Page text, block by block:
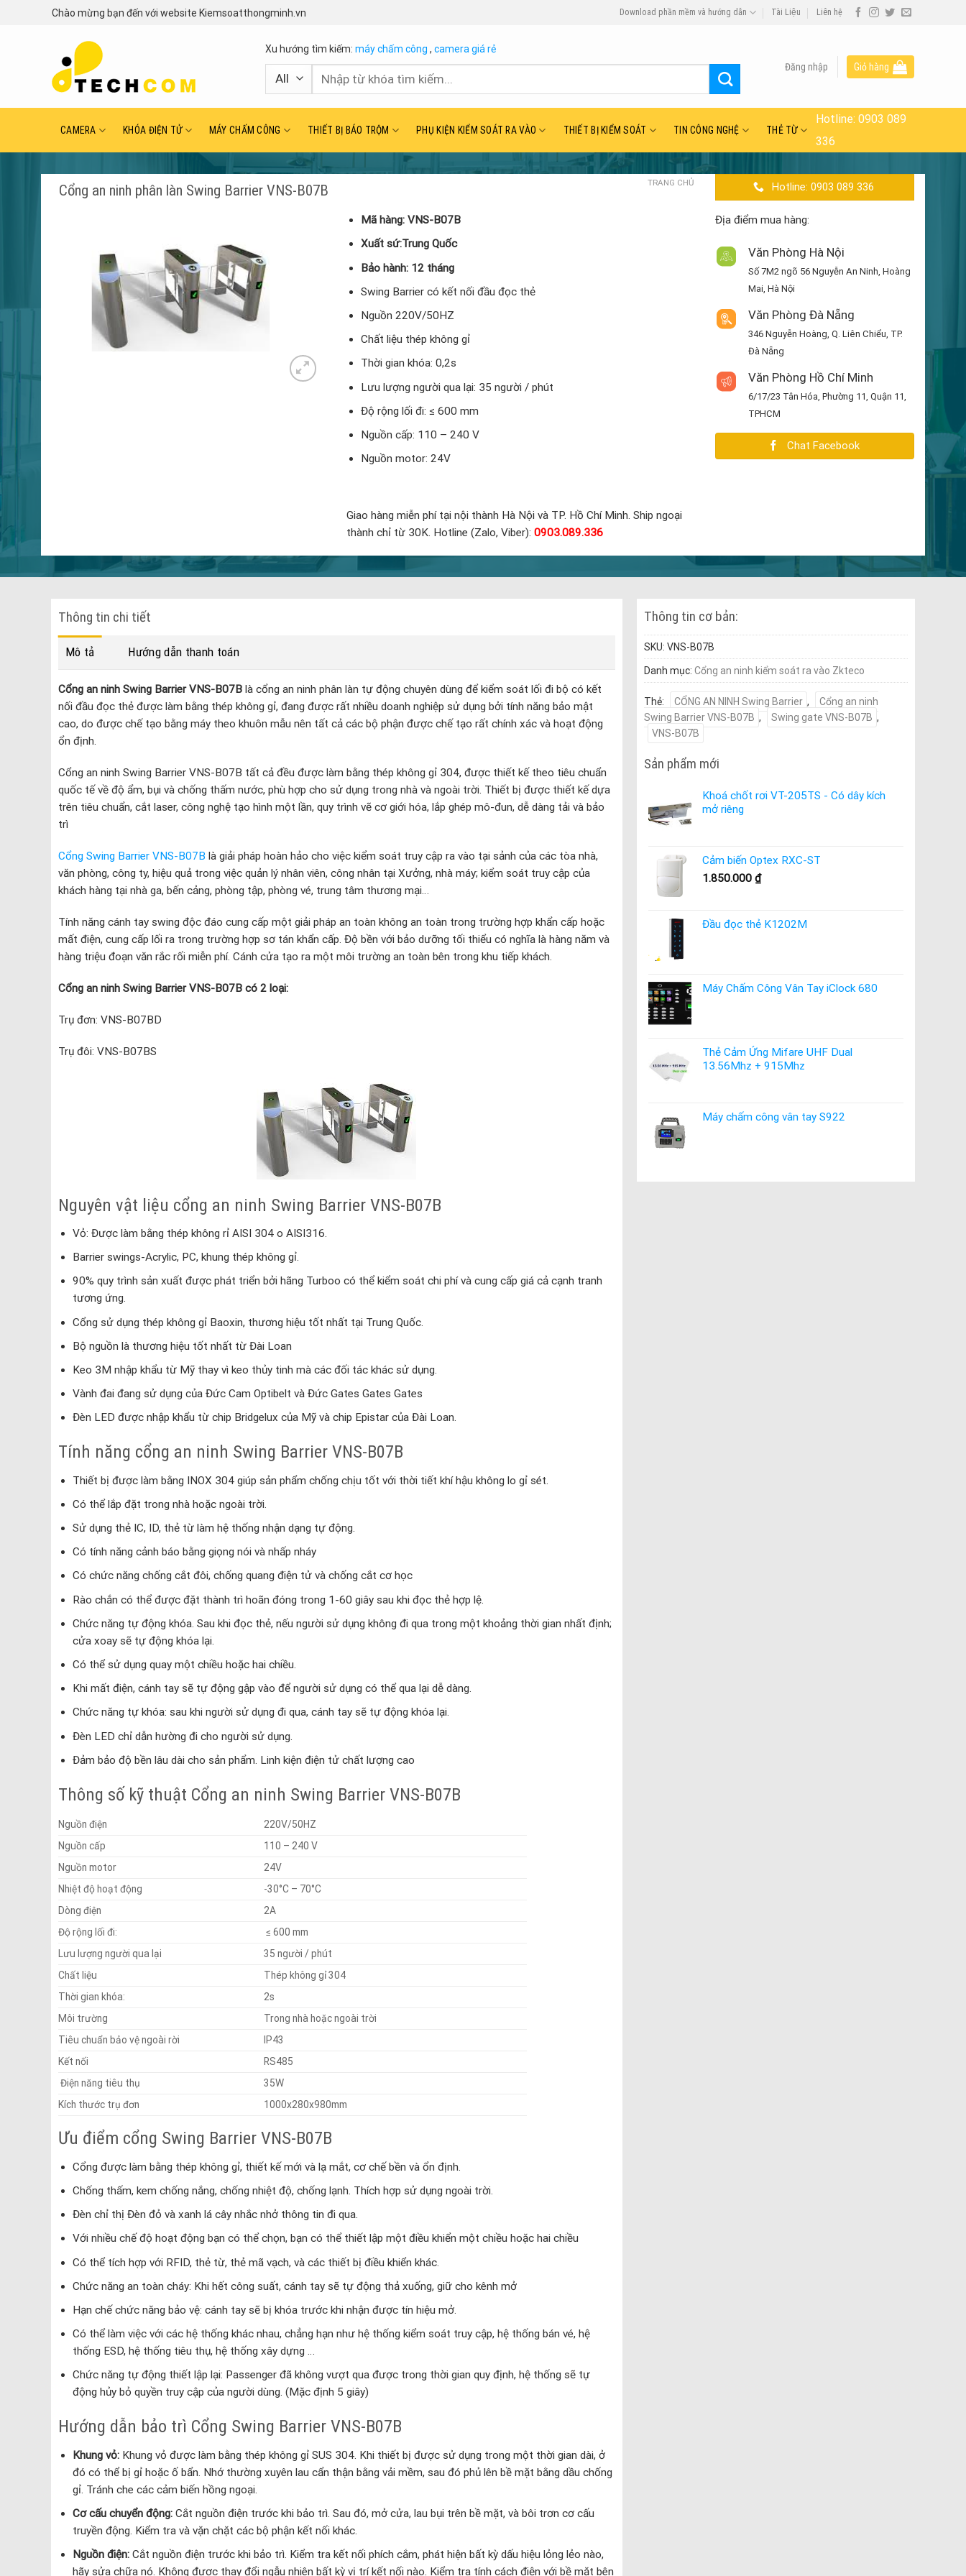
Chào mừng bạn đến với website Kiemsoatthongminh.vn Download phần mềm và hướng dẫn Tài Liệu Liên hệ
Xu hướng tìm kiếm: máy chấm công , camera giá rẻ
Tìm
Đăng nhập Giỏ hàng
CAMERA KHÓA ĐIỆN TỬ MÁY CHẤM CÔNG THIẾT BỊ BÁO TRỘM PHỤ KIỆN KIỂM SOÁT RA VÀO THIẾT BỊ KIỂM SOÁT TIN CÔNG NGHỆ THẺ TỪ
Hotline:0903 089
336
Cổng an ninh phân làn Swing Barrier VNS-B07B TRANG CHỦ Hotline: 0903 089 336
Mã hàng: VNS-B07B
Xuất sứ:Trung Quốc
Bảo hành: 12 tháng
Swing Barrier có kết nối đầu đọc thẻ
Nguồn 220V/50HZ
Chất liệu thép không gỉ
Thời gian khóa: 0,2s
Lưu lượng người qua lại: 35 người / phút
Độ rộng lối đi: ≤ 600 mm
Nguồn cấp: 110 – 240 V
Nguồn motor: 24V
Giao hàng miễn phí tại nội thành Hà Nội và TP. Hồ Chí Minh. Ship ngoại
thành chỉ từ 30K. Hotline (Zalo, Viber): 0903.089.336
Địa điểm mua hàng:
Văn Phòng Hà Nội
Số 7M2 ngõ 56 Nguyễn An Ninh, Hoàng
Mai, Hà Nội
Văn Phòng Đà Nẵng
346 Nguyễn Hoàng, Q. Liên Chiểu, TP.
Đà Nẵng
Văn Phòng Hồ Chí Minh
6/17/23 Tân Hóa, Phường 11, Quận 11,
TPHCM
Chat Facebook
Thông tin chi tiết
Mô tả Hướng dẫn thanh toán
Cổng an ninh Swing Barrier VNS-B07Blà cổng an ninh phân làn tự động chuyên dùng để kiểm soát lối đi bộ có kết
nối đầu đọc thẻ được làm bằng thép không gỉ, đang được rất nhiều doanh nghiệp sử dụng bởi tính năng bảo mật
cao, do được chế tạo bằng máy theo khuôn mẫu nên tất cả các bộ phận được chế tạo rất chính xác và hoạt động
ổn định.
Cổng an ninh Swing Barrier VNS-B07B tất cả đều được làm bằng thép không gỉ 304, được thiết kế theo tiêu chuẩn
quốc tế về độ ẩm, bụi và chống thấm nước, phù hợp cho sử dụng trong nhà và ngoài trời. Thiết bị được thiết kế dựa
trên tiêu chuẩn, cắt laser, công nghệ tạo hình một lần, quy trình vẽ cơ giới hóa, lắp ghép mô-đun, dễ dàng tải và bảo
trì
Cổng Swing Barrier VNS-B07B là giải pháp hoàn hảo cho việc kiểm soát truy cập ra vào tại sảnh của các tòa nhà,
văn phòng, công ty, hiệu quả trong việc quản lý nhân viên, công nhân tại Xưởng, nhà máy; kiểm soát truy cập của
khách hàng tại nhà ga, bến cảng, phòng tập, phòng vé, trung tâm thương mại…
Tính năng cánh tay swing độc đáo cung cấp một giải pháp an toàn không an toàn trong trường hợp khẩn cấp hoặc
mất điện, cung cấp lối ra trong trường hợp sơ tán khẩn cấp. Độ bền với bảo dưỡng tối thiểu có nghĩa là hàng năm và
hàng triệu đoạn văn rắc rối miễn phí. Cánh cửa tạo ra một môi trường an toàn bên trong khu tiếp khách.
Cổng an ninh Swing Barrier VNS-B07B có 2 loại:
Trụ đơn: VNS-B07BD
Trụ đôi: VNS-B07BS
Nguyên vật liệu cổng an ninh Swing Barrier VNS-B07B
Vỏ: Được làm bằng thép không rỉ AISI 304 o AISI316.
Barrier swings-Acrylic, PC, khung thép không gỉ.
90% quy trình sản xuất được phát triển bởi hãng Turboo có thể kiểm soát chi phí và cung cấp giá cả cạnh tranh
tương ứng.
Cổng sử dụng thép không gỉ Baoxin, thương hiệu tốt nhất tại Trung Quốc.
Bộ nguồn là thương hiệu tốt nhất từ ​​Đài Loan
Keo 3M nhập khẩu từ Mỹ thay vì keo thủy tinh mà các đối tác khác sử dụng.
Vành đai đang sử dụng của Đức Cam Optibelt và Đức Gates Gates Gates
Đèn LED được nhập khẩu từ chip Bridgelux của Mỹ và chip Epistar của Đài Loan.
Tính năng cổng an ninh Swing Barrier VNS-B07B
Thiết bị được làm bằng INOX 304 giúp sản phẩm chống chịu tốt với thời tiết khí hậu không lo gỉ sét.
Có thể lắp đặt trong nhà hoặc ngoài trời.
Sử dụng thẻ IC, ID, thẻ từ làm hệ thống nhận dạng tự động.
Có tính năng cảnh báo bằng giọng nói và nhấp nháy
Có chức năng chống cắt đôi, chống quang điện tử và chống cắt cơ học
Rào chắn có thể được đặt thành trì hoãn đóng trong 1-60 giây sau khi đọc thẻ hợp lệ.
Chức năng tự động khóa. Sau khi đọc thẻ, nếu người sử dụng không đi qua trong một khoảng thời gian nhất định;
cửa xoay sẽ tự động khóa lại.
Có thể sử dụng quay một chiều hoặc hai chiều.
Khi mất điện, cánh tay sẽ tự động gập vào để người sử dụng có thể qua lại dễ dàng.
Chức năng tự khóa: sau khi người sử dụng đi qua, cánh tay sẽ tự động khóa lại.
Đèn LED chỉ dẫn hường đi cho người sử dụng.
Đảm bảo độ bền lâu dài cho sản phẩm. Linh kiện điện tử chất lượng cao
Thông số kỹ thuật Cổng an ninh Swing Barrier VNS-B07B
Nguồn điện
220V/50HZ
Nguồn cấp
110 – 240 V
Nguồn motor
24V
Nhiệt độ hoạt động
-30°C – 70°C
Dòng điện
2A
Độ rộng lối đi:
≤ 600 mm
Lưu lượng người qua lại
35 người / phút
Chất liệu
Thép không gỉ 304
Thời gian khóa:
2s
Môi trường
Trong nhà hoặc ngoài trời
Tiêu chuẩn bảo vệ ngoài rời
IP43
Kết nối
RS485
Điện năng tiêu thụ
35W
Kích thước trụ đơn
1000x280x980mm
Ưu điểm cổng Swing Barrier VNS-B07B
Cổng được làm bằng thép không gỉ, thiết kế mới và lạ mắt, cơ chế bền và ổn định.
Chống thấm, kem chống nắng, chống nhiệt độ, chống lạnh. Thích hợp sử dụng ngoài trời.
Đèn chỉ thị Đèn đỏ và xanh lá cây nhắc nhở thông tin đi qua.
Với nhiều chế độ hoạt động bạn có thể chọn, bạn có thể thiết lập một điều khiển một chiều hoặc hai chiều
Có thể tích hợp với RFID, thẻ từ, thẻ mã vạch, và các thiết bị điều khiển khác.
Chức năng an toàn cháy: Khi hết công suất, cánh tay sẽ tự động thả xuống, giữ cho kênh mở
Hạn chế chức năng bảo vệ: cánh tay sẽ bị khóa trước khi nhận được tín hiệu mở.
Có thể làm việc với các hệ thống khác nhau, chẳng hạn như hệ thống kiểm soát truy cập, hệ thống bán vé, hệ
thống ESD, hệ thống tiêu thụ, hệ thống xây dựng …
Chức năng tự động thiết lập lại: Passenger đã không vượt qua được trong thời gian quy định, hệ thống sẽ tự
động hủy bỏ quyền truy cập của người dùng. (Mặc định 5 giây)
Hướng dẫn bảo trì Cổng Swing Barrier VNS-B07B
Khung vỏ:Khung vỏ được làm bằng thép không gỉ SUS 304. Khi thiết bị được sử dụng trong một thời gian dài, ở
đó có thể bị gỉ hoặc ố bẩn. Nhớ thường xuyên lau cẩn thận bằng vải mềm, sau đó phủ lên bề mặt bằng dầu chống
gỉ. Tránh che các cảm biến hồng ngoại.
Cơ cấu chuyển động:Cắt nguồn điện trước khi bảo trì. Sau đó, mở cửa, lau bụi trên bề mặt, và bôi trơn cơ cấu
truyền động. Kiểm tra và vặn chặt các bộ phận kết nối khác.
Nguồn điện:Cắt nguồn điện trước khi bảo trì. Kiểm tra kết nối phích cắm, phát hiện bất kỳ dấu hiệu lỏng lẻo nào,
hãy sửa chữa nó. Không được thay đổi ngẫu nhiên bất kỳ vị trí kết nối nào. Kiểm tra tính cách điện với bề mặt bên
Thông tin cơ bản:
SKU: VNS-B07B
Danh mục: Cổng an ninh kiểm soát ra vào Zkteco
Thẻ: CỔNG AN NINH Swing Barrier ,
Cổng an ninh
Swing Barrier VNS-B07B , Swing gate VNS-B07B ,
VNS-B07B
Sản phẩm mới
Khoá chốt rơi VT-205TS - Có dây kích
mở riêng
Cảm biến Optex RXC-ST
1.850.000 ₫
Đầu đọc thẻ K1202M
Máy Chấm Công Vân Tay iClock 680
Thẻ Cảm Ứng Mifare UHF Dual
13.56Mhz + 915Mhz
Máy chấm công vân tay S922